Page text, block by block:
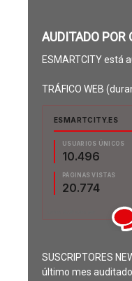
AUDITADO POR
ESMARTCITY está
TRÁFICO WEB
SUSCRIPTORES
último mes